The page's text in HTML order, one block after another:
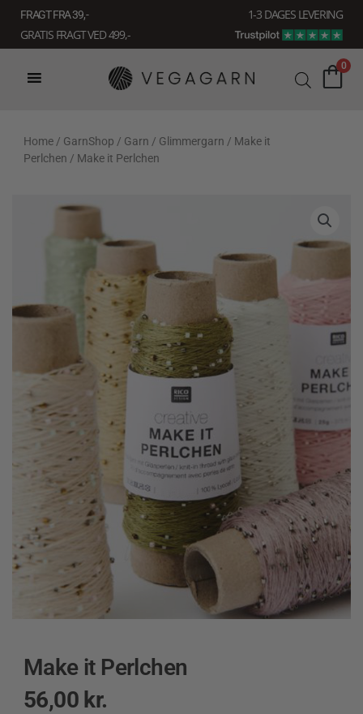
indholdet
FRAGT FRA 39, -
1-3 DAGES LEVERING
GRATIS FRAGT VED 499,-
0
Home / GarnShop / Garn / Glimmergarn / Make it
Perlchen / Make it Perlchen
Make it Perlchen
56,00 kr.